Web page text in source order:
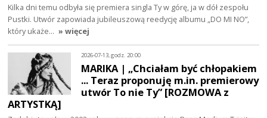
Kilka dni temu odbyła się premiera singla Ty w górę, ja w dół zespołu
Pustki. Utwór zapowiada jubileuszową reedycję albumu „DO MI NO”,
który ukaże… » więcej
2026-07-13, godz. 20:00
MARIKA | „Chciałam być chłopakiem
... Teraz proponuję m.in. premierowy
utwór To nie Ty” [ROZMOWA z
ARTYSTKĄ]